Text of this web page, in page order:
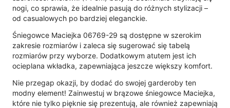
nogi, co sprawia, że idealnie pasują do różnych stylizacji –
od casualowych po bardziej eleganckie.
Śniegowce Maciejka 06769-29 są dostępne w szerokim
zakresie rozmiarów i zaleca się sugerować się tabelą
rozmiarów przy wyborze. Dodatkowym atutem jest ich
ocieplana wkładka, zapewniająca jeszcze większy komfort.
Nie przegap okazji, by dodać do swojej garderoby ten
modny element! Zainwestuj w brązowe śniegowce Maciejka,
które nie tylko pięknie się prezentują, ale również zapewniają